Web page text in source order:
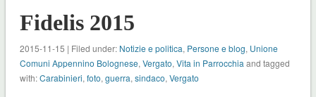
Fidelis 2015
2015-11-15 | Filed under: Notizie e politica, Persone e blog, Unione
Comuni Appennino Bolognese, Vergato, Vita in Parrocchia and tagged
with:Carabinieri, foto, guerra, sindaco, Vergato